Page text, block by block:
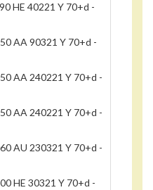
HE 40221 Y 70+d -
AA 90321 Y 70+d -
AA 240221 Y 70+d -
AA 240221 Y 70+d -
AU 230321 Y 70+d -
HE 30321 Y 70+d -